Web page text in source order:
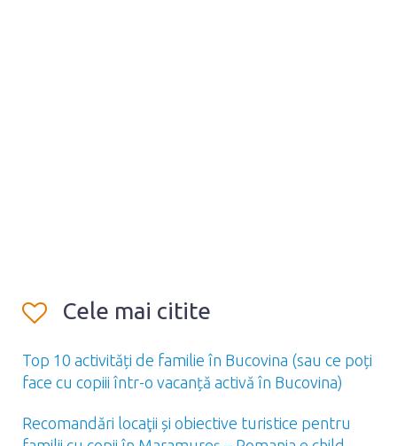
Cele mai citite
Top 10 activități de familie în Bucovina (sau ce poți
face cu copiii într-o vacanță activă în Bucovina)
Recomandări locaţii și obiective turistice pentru